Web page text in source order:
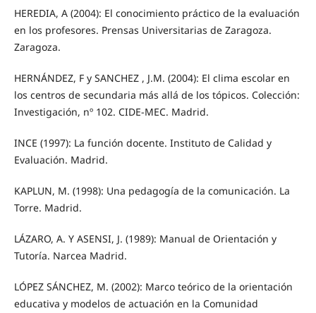
HEREDIA, A (2004): El conocimiento práctico de la evaluación
en los profesores. Prensas Universitarias de Zaragoza.
Zaragoza.
HERNÁNDEZ, F y SANCHEZ , J.M. (2004): El clima escolar en
los centros de secundaria más allá de los tópicos. Colección:
Investigación, nº 102. CIDE-MEC. Madrid.
INCE (1997): La función docente. Instituto de Calidad y
Evaluación. Madrid.
KAPLUN, M. (1998): Una pedagogía de la comunicación. La
Torre. Madrid.
LÁZARO, A. Y ASENSI, J. (1989): Manual de Orientación y
Tutoría. Narcea Madrid.
LÓPEZ SÁNCHEZ, M. (2002): Marco teórico de la orientación
educativa y modelos de actuación en la Comunidad